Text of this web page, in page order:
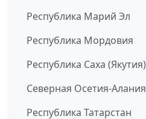
Республика Марий Эл
Республика Мордовия
Республика Саха (Якутия)
Северная Осетия-Алания
Республика Татарстан